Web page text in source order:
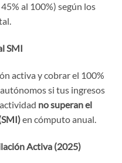
al 100%) según los
SMI
activa y cobrar el 100%
si tus ingresos
no superan el
en cómputo anual.
Activa (2025)